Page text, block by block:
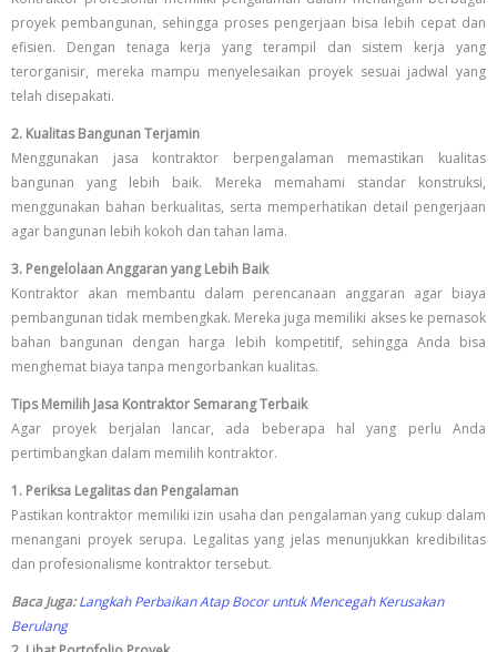
proyek pembangunan, sehingga proses pengerjaan bisa lebih cepat dan
efisien. Dengan tenaga kerja yang terampil dan sistem kerja yang
terorganisir, mereka mampu menyelesaikan proyek sesuai jadwal yang
telah disepakati.
2. Kualitas Bangunan Terjamin
Menggunakan jasa kontraktor berpengalaman memastikan kualitas
bangunan yang lebih baik. Mereka memahami standar konstruksi,
menggunakan bahan berkualitas, serta memperhatikan detail pengerjaan
agar bangunan lebih kokoh dan tahan lama.
3. Pengelolaan Anggaran yang Lebih Baik
Kontraktor akan membantu dalam perencanaan anggaran agar biaya
pembangunan tidak membengkak. Mereka juga memiliki akses ke pemasok
bahan bangunan dengan harga lebih kompetitif, sehingga Anda bisa
menghemat biaya tanpa mengorbankan kualitas.
Tips Memilih Jasa Kontraktor Semarang Terbaik
Agar proyek berjalan lancar, ada beberapa hal yang perlu Anda
pertimbangkan dalam memilih kontraktor.
1. Periksa Legalitas dan Pengalaman
Pastikan kontraktor memiliki izin usaha dan pengalaman yang cukup dalam
menangani proyek serupa. Legalitas yang jelas menunjukkan kredibilitas
dan profesionalisme kontraktor tersebut.
Baca Juga: Langkah Perbaikan Atap Bocor untuk Mencegah Kerusakan
Berulang